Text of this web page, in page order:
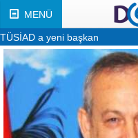
MENÜ
TÜSİAD a yeni başkan